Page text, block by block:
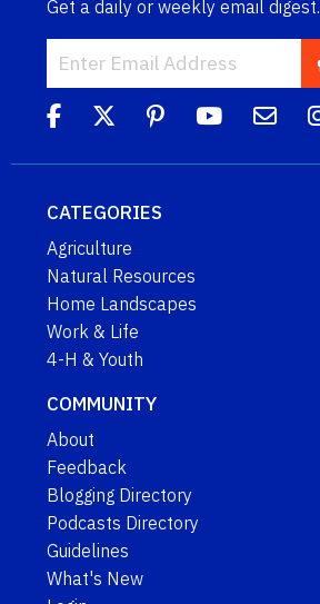
Get a daily or weekly email digest.
CATEGORIES
Agriculture
Natural Resources
Home Landscapes
Work & Life
4-H & Youth
COMMUNITY
About
Feedback
Blogging Directory
Podcasts Directory
Guidelines
What's New